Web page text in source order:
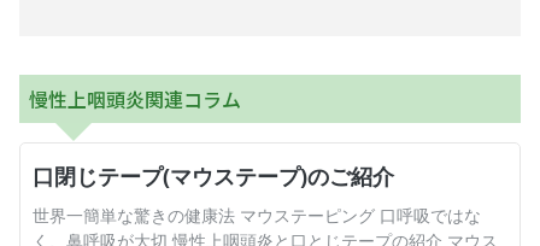
慢性上咽頭炎関連コラム